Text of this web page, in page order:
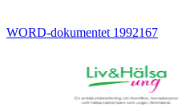
WORD-dokumentet 1992167